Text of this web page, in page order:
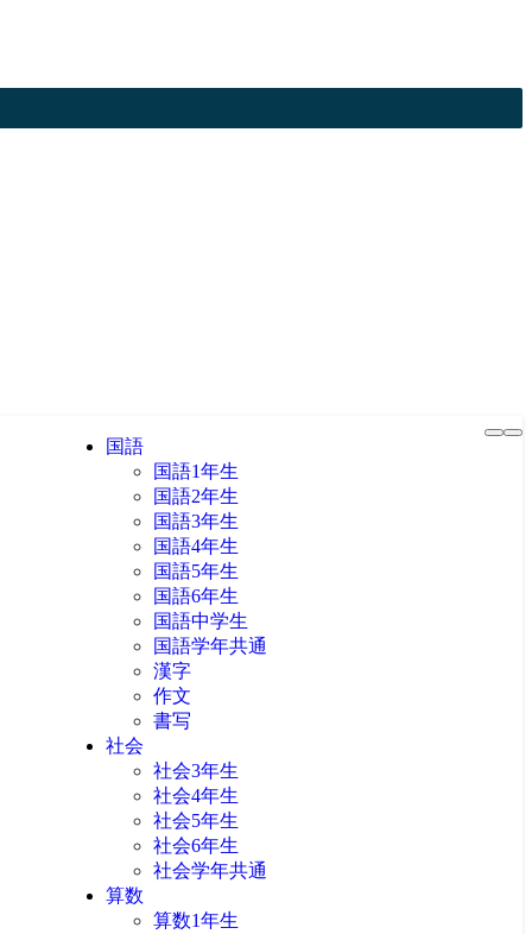
国語
国語1年生
国語2年生
国語3年生
国語4年生
国語5年生
国語6年生
国語中学生
国語学年共通
漢字
作文
書写
社会
社会3年生
社会4年生
社会5年生
社会6年生
社会学年共通
算数
算数1年生